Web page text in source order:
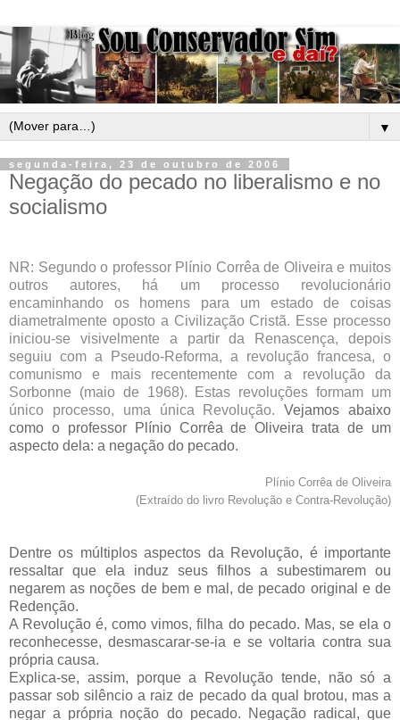
▼
segunda-feira, 23 de outubro de 2006
Negação do pecado no liberalismo e no
socialismo
NR: Segundo o professor Plínio Corrêa de Oliveira e muitos
outros autores, há um processo revolucionário
encaminhando os homens para um estado de coisas
diametralmente oposto a Civilização Cristã. Esse processo
iniciou-se visivelmente a partir da Renascença, depois
seguiu com a Pseudo-Reforma, a revolução francesa, o
comunismo e mais recentemente com a revolução da
Sorbonne (maio de 1968). Estas revoluções formam um
único processo, uma única Revolução. Vejamos abaixo
como o professor Plínio Corrêa de Oliveira trata de um
aspecto dela: a negação do pecado.
Plínio Corrêa de Oliveira
(Extraído do livro Revolução e Contra-Revolução)
Dentre os múltiplos aspectos da Revolução, é importante
ressaltar que ela induz seus filhos a subestimarem ou
negarem as noções de bem e mal, de pecado original e de
Redenção.
A Revolução é, como vimos, filha do pecado. Mas, se ela o
reconhecesse, desmascarar-se-ia e se voltaria contra sua
própria causa.
Explica-se, assim, porque a Revolução tende, não só a
passar sob silêncio a raiz de pecado da qual brotou, mas a
negar a própria noção do pecado. Negação radical, que